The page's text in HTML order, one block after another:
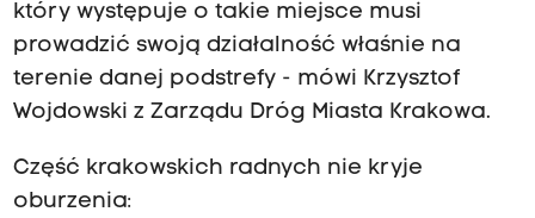
który występuje o takie miejsce musi
prowadzić swoją działalność właśnie na
terenie danej podstrefy - mówi Krzysztof
Wojdowski z Zarządu Dróg Miasta Krakowa.
Część krakowskich radnych nie kryje
oburzenia: